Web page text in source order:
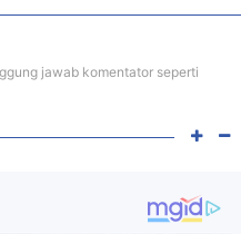
jawab komentator seperti